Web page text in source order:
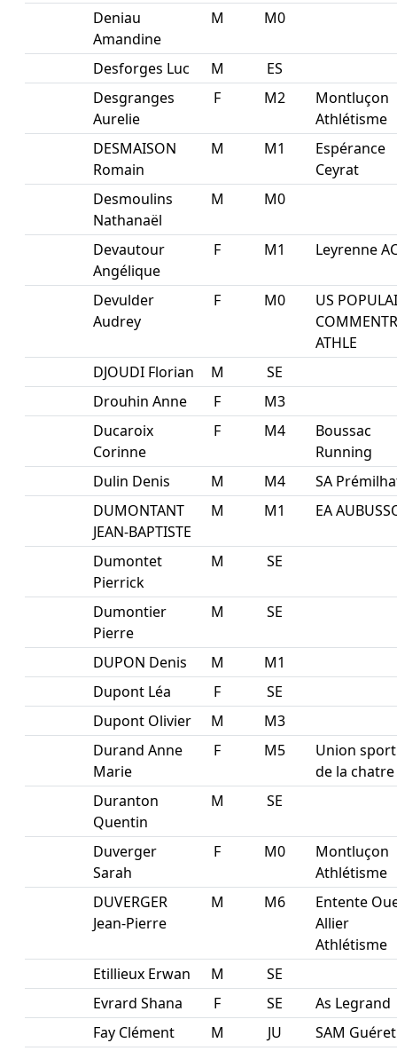
Deniau
Amandine
M M0
Desforges Luc M
ES
Desgranges
Aurelie
F M2
Montluçon
Athlétisme
DESMAISON
Romain
M M1
Espérance
Ceyrat
Desmoulins
Nathanaël
M M0
Devautour
Angélique
F M1 Leyrenne
Devulder
Audrey
F M0
US
ATHLE
DJOUDI Florian
M
SE
Drouhin Anne
F
M3
Ducaroix
Corinne
F M4
Boussac
Running
Dulin Denis
M M4
SA
DUMONTANT
JEAN-BAPTISTE
M M1 EA
Dumontet
Pierrick
M SE
Dumontier
Pierre
M SE
DUPON Denis M
M1
Dupont Léa
F
SE
Dupont Olivier
M
M3
Durand Anne
Marie
F M5
Union
de la chatre
Duranton
Quentin
M SE
Duverger
Sarah
F M0
Montluçon
Athlétisme
DUVERGER
Jean-Pierre
M M6
Entente
Allier
Athlétisme
Etillieux Erwan
M
SE
Evrard Shana
F SE
As Legrand
Fay Clément
M JU
SAM Guéret